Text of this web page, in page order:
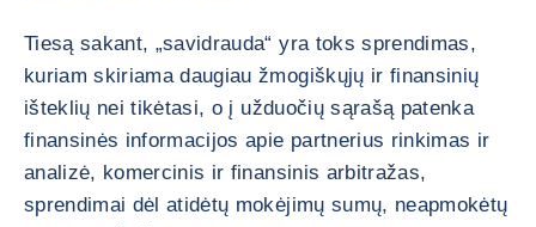
Tiesą sakant, „savidrauda“ yra toks sprendimas,
kuriam skiriama daugiau žmogiškųjų ir finansinių
išteklių nei tikėtasi, o į užduočių sąrašą patenka
finansinės informacijos apie partnerius rinkimas ir
analizė, komercinis ir finansinis arbitražas,
sprendimai dėl atidėtų mokėjimų sumų, neapmokėtų